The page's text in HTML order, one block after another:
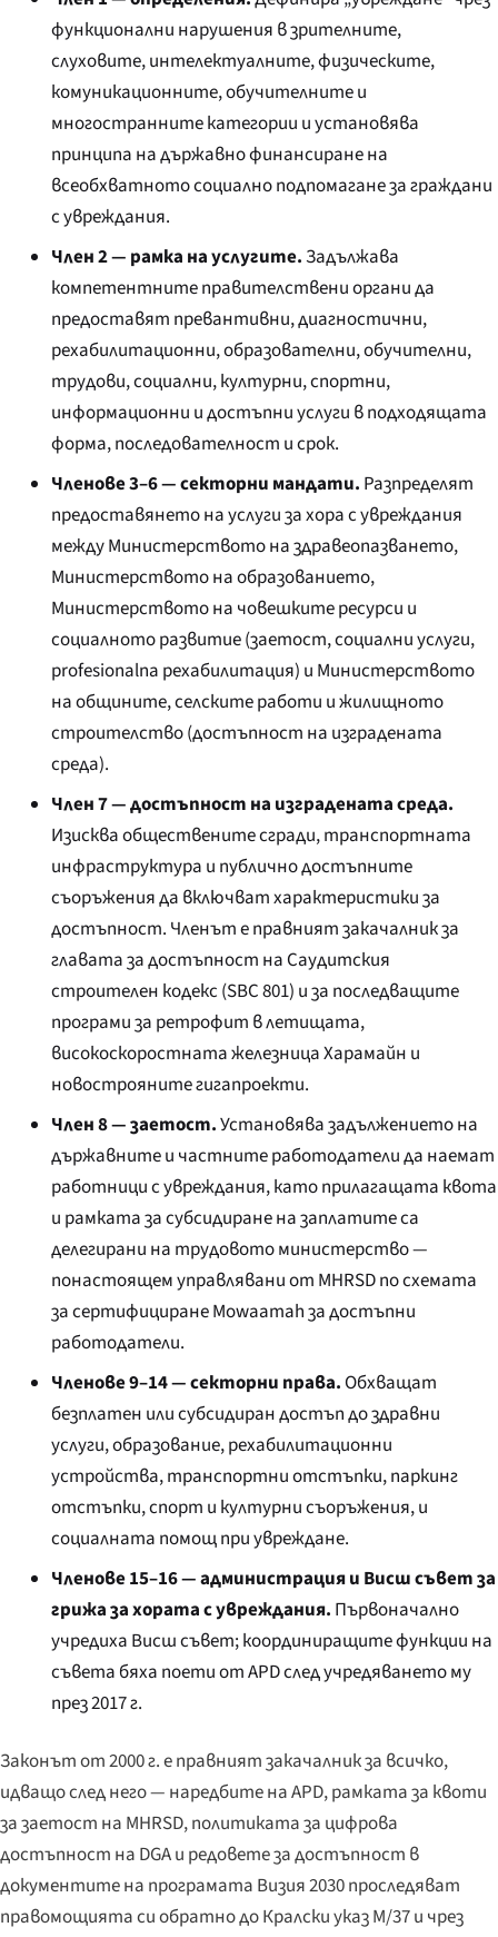
функционални нарушения в зрителните,
слуховите, интелектуалните, физическите,
комуникационните, обучителните и
многостранните категории и установява
принципа на държавно финансиране на
всеобхватното социално подпомагане за граждани
с увреждания.
Член 2 — рамка на услугите.Задължава
компетентните правителствени органи да
предоставят превантивни, диагностични,
рехабилитационни, образователни, обучителни,
трудови, социални, културни, спортни,
информационни и достъпни услуги в подходящата
форма, последователност и срок.
Членове 3–6 — секторни мандати. Разпределят
предоставянето на услуги за хора с увреждания
между Министерството на здравеопазването,
Министерството на образованието,
Министерството на човешките ресурси и
социалното развитие (заетост, социални услуги,
profesionalna рехабилитация) и Министерството
на общините, селските работи и жилищното
строителство (достъпност на изградената
среда).
Член 7 — достъпност на изградената среда.
Изисква обществените сгради, транспортната
инфраструктура и публично достъпните
съоръжения да включват характеристики за
достъпност. Членът е правният закачалник за
главата за достъпност на Саудитския
строителен кодекс (SBC 801) и за последващите
програми за ретрофит в летищата,
високоскоростната железница Харамайн и
новострояните гигапроекти.
Член 8 — заетост.Установява задължението на
държавните и частните работодатели да наемат
работници с увреждания, като прилагащата квота
и рамката за субсидиране на заплатите са
делегирани на трудовото министерство —
понастоящем управлявани от MHRSD по схемата
за сертифициране Mowaamah за достъпни
работодатели.
Членове 9–14 — секторни права.Обхващат
безплатен или субсидиран достъп до здравни
услуги, образование, рехабилитационни
устройства, транспортни отстъпки, паркинг
отстъпки, спорт и културни съоръжения, и
социалната помощ при увреждане.
Членове 15–16 — администрация и Висш съвет за
грижа за хората с увреждания. Първоначално
учредиха Висш съвет; координиращите функции на
съвета бяха поети от APD след учредяването му
през 2017 г.
Законът от 2000 г. е правният закачалник за всичко,
идващо след него — наредбите на APD, рамката за квоти
за заетост на MHRSD, политиката за цифрова
достъпност на DGA и редовете за достъпност в
документите на програмата Визия 2030 проследяват
правомощията си обратно до Кралски указ M/37 и чрез